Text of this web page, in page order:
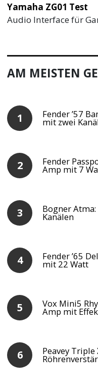
Yamaha ZG01 Test
Audio Interface für
AM MEISTEN
Fender ’57
mit zwei
Fender
Amp mit 7
Bogner
Kanälen
Fender ’65
mit 22 Watt
Vox Mini5
Amp mit
Peavey Triple